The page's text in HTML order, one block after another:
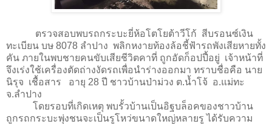
ตรวจสอบพบรถกระบะยี่ห้อโตโยต้าวีโก้ สีบรอนซ์เงิน
ทะเบียน บษ 8078 ลำปาง พลิกหงายท้องล้อชี้ฟ้ารถพังเสียหายทั้ง
คัน ภายในพบชายคนขับเสียชีวิตคาที่ ถูกอัดก็อปปี้อยู่ เจ้าหน้าที่
จึงเร่งใช้เครื่องตัดถ่างงัดรถเพื่อนำร่างออกมา ทราบชื่อคือ นาย
นิรุจ เชื้อสาร อายุ 28 ปี ชาวบ้านป่าม่วง ต.น้ำโจ้ อ.แม่ทะ
จ.ลำปาง
โดยรอบที่เกิดเหตุ พบรั้วบ้านเป็นอิฐบล็อคของชาวบ้าน
ถูกรถกระบะพุ่งชนจะเป็นรูโหว่ขนาดใหญ่หลายรู ได้รับความ